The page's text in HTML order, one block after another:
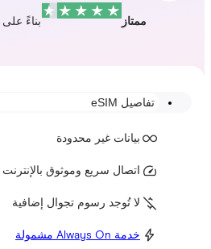
ممتاز بناءً على
تفاصيل eSIM
بيانات غير محدودة
اتصال سريع وموثوق بالإنترنت
لا تُوجد رسوم تجوال إضافية
خدمة Always On مشمولة